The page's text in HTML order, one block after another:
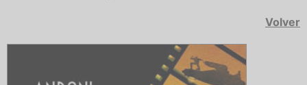
Volver